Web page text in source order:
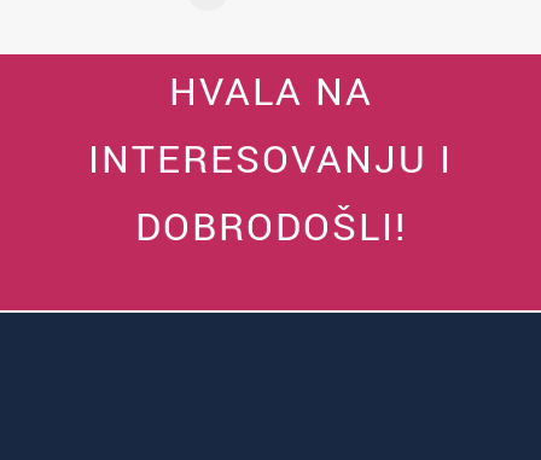
HVALA NA
INTERESOVANJU I
DOBRODOŠLI!